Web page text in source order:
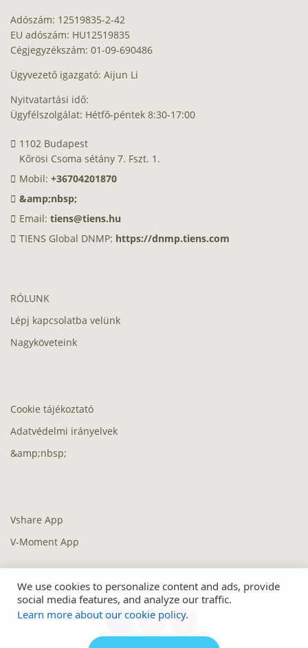
We use cookies to personalize content and ads, provide
social media features, and analyze our traffic.
Learn more about our cookie policy.
Adószám: 12519835-2-42
EU adószám: HU12519835
Cégjegyzékszám: 01-09-690486
Ügyvezető igazgató: Aijun Li
Nyitvatartási idő:
Ügyfélszolgálat: Hétfő-péntek 8:30-17:00
1102 Budapest
Kőrösi Csoma sétány 7. Fszt. 1.
Mobil: +36704201870
&amp;nbsp;
Email: tiens@tiens.hu
TIENS Global DNMP: https://dnmp.tiens.com
RÓLUNK
Lépj kapcsolatba velünk
Nagyköveteink
Cookie tájékoztató
Adatvédelmi irányelvek
&amp;nbsp;
Vshare App
V-Moment App